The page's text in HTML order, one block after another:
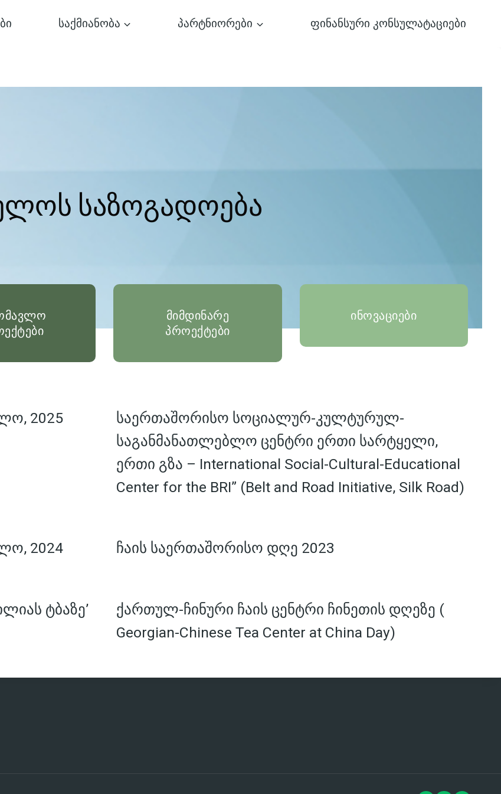
საქმიანობა პარტნიორები ფინანსური კონსულატაციები
საზოგადოება
მიმდინარე
პროექტები
ინოვაციები
2025
საერთაშორისო სოციალურ-კულტურულ-
საგანმანათლებლო ცენტრი ერთი სარტყელი,
ერთი გზა – International Social-Cultural-Educational
Center for the BRI” (Belt and Road Initiative, Silk Road)
2024 ჩაის საერთაშორისო დღე 2023
ტბაზე’
ქართულ-ჩინური ჩაის ცენტრი ჩინეთის დღეზე (
Georgian-Chinese Tea Center at China Day)